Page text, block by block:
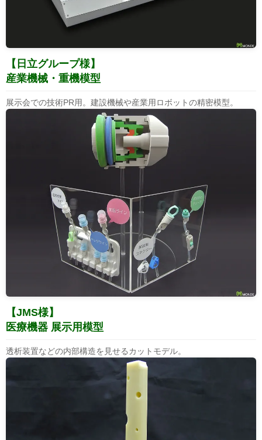
【日立グループ様】
産業機械・重機模型
展示会での技術PR用。建設機械や産業用ロボットの精密模型。
【JMS様】
医療機器 展示用模型
透析装置などの内部構造を見せるカットモデル。